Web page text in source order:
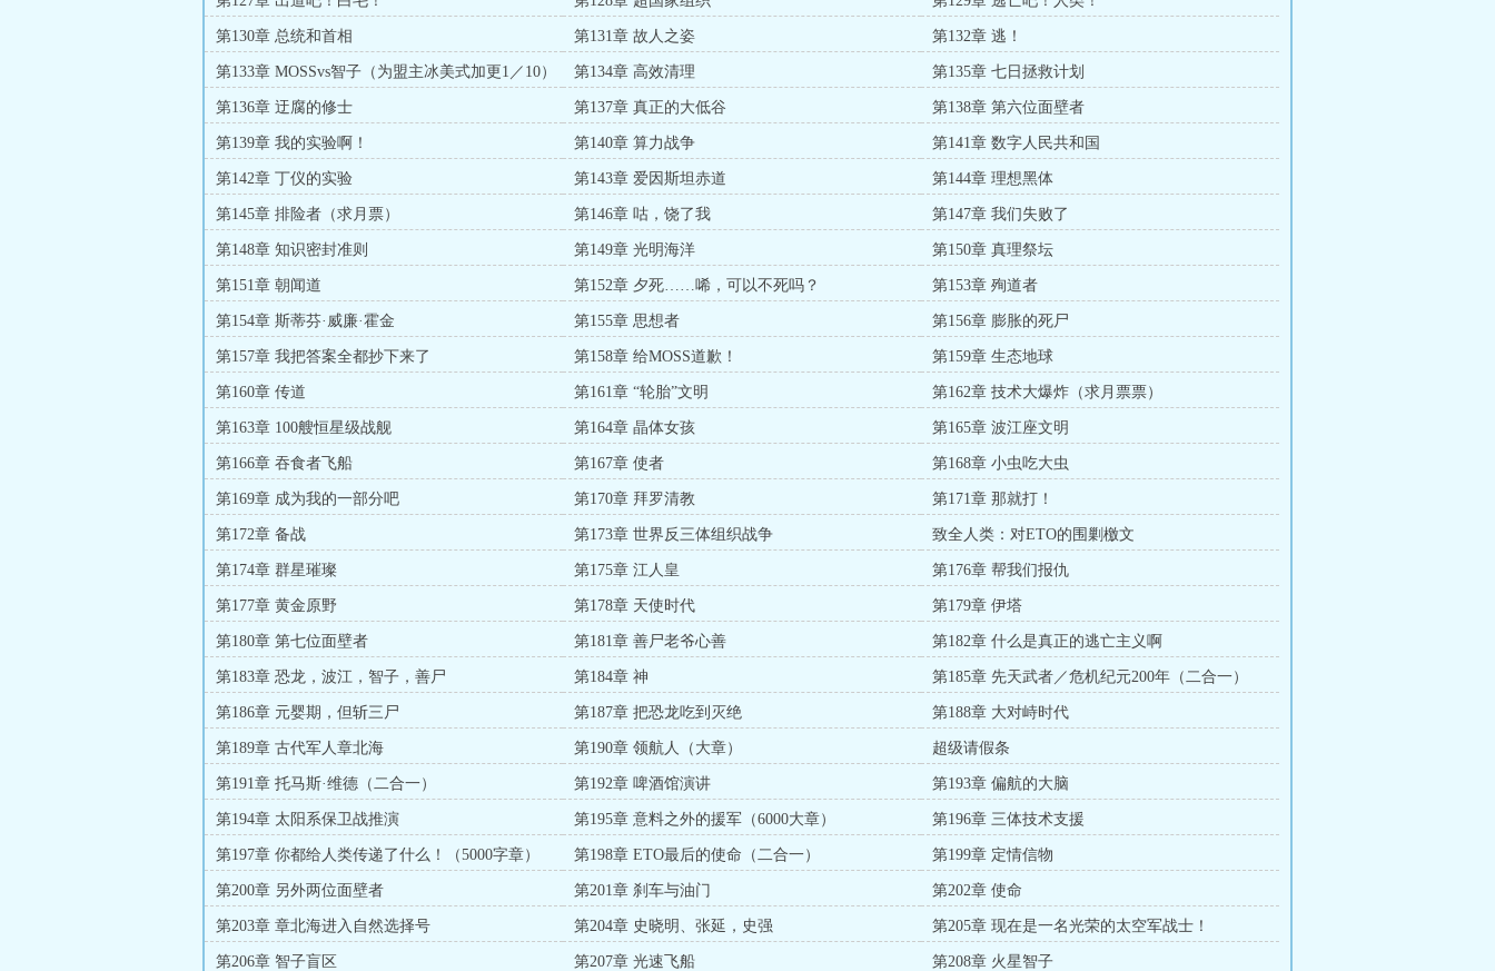
第130章 总统和首相 第131章 故人之姿 第132章 逃！
第133章 MOSSvs智子（为盟主冰美式加更1／10） 第134章 高效清理 第135章 七日拯救计划
第136章 迂腐的修士 第137章 真正的大低谷 第138章 第六位面壁者
第139章 我的实验啊！ 第140章 算力战争 第141章 数字人民共和国
第142章 丁仪的实验 第143章 爱因斯坦赤道 第144章 理想黑体
第145章 排险者（求月票） 第146章 咕，饶了我 第147章 我们失败了
第148章 知识密封准则 第149章 光明海洋 第150章 真理祭坛
第151章 朝闻道 第152章 夕死……唏，可以不死吗？ 第153章 殉道者
第154章 斯蒂芬·威廉·霍金 第155章 思想者 第156章 膨胀的死尸
第157章 我把答案全都抄下来了 第158章 给MOSS道歉！ 第159章 生态地球
第160章 传道 第161章 “轮胎”文明 第162章 技术大爆炸（求月票票）
第163章 100艘恒星级战舰 第164章 晶体女孩 第165章 波江座文明
第166章 吞食者飞船 第167章 使者 第168章 小虫吃大虫
第169章 成为我的一部分吧 第170章 拜罗清教 第171章 那就打！
第172章 备战 第173章 世界反三体组织战争 致全人类：对ETO的围剿檄文
第174章 群星璀璨 第175章 江人皇 第176章 帮我们报仇
第177章 黄金原野 第178章 天使时代 第179章 伊塔
第180章 第七位面壁者 第181章 善尸老爷心善 第182章 什么是真正的逃亡主义啊
第183章 恐龙，波江，智子，善尸 第184章 神 第185章 先天武者／危机纪元200年（二合一）
第186章 元婴期，但斩三尸 第187章 把恐龙吃到灭绝 第188章 大对峙时代
第189章 古代军人章北海 第190章 领航人（大章） 超级请假条
第191章 托马斯·维德（二合一） 第192章 啤酒馆演讲 第193章 偏航的大脑
第194章 太阳系保卫战推演 第195章 意料之外的援军（6000大章） 第196章 三体技术支援
第197章 你都给人类传递了什么！（5000字章） 第198章 ETO最后的使命（二合一） 第199章 定情信物
第200章 另外两位面壁者 第201章 刹车与油门 第202章 使命
第203章 章北海进入自然选择号 第204章 史晓明、张延，史强 第205章 现在是一名光荣的太空军战士！
第206章 智子盲区 第207章 光速飞船 第208章 火星智子